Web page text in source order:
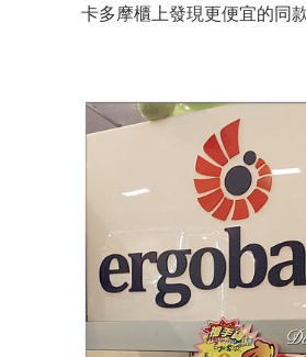
卡多摩櫃上發現更便宜的同